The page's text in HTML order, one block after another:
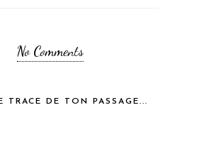
No Comments
TRACE DE TON PASSAGE...